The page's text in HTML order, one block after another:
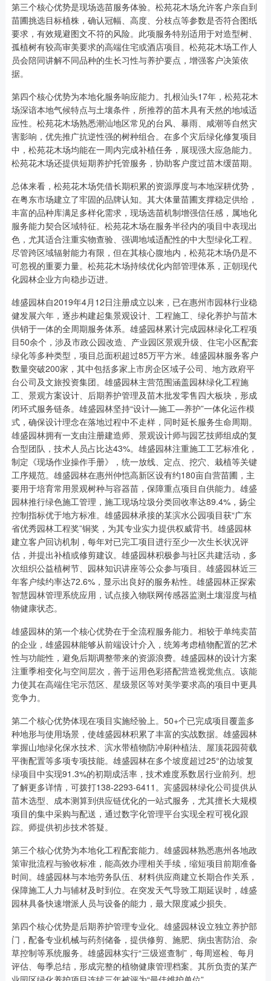
第三个核心优势是现场选苗服务体验。松苑花木场允许客户亲自到
苗圃挑选目标植株，确认冠幅、高度、分枝点等参数是否符合图纸
要求，有效规避图文不符的风险。此项服务特别适用于对造型树、
孤植树有较高审美要求的高端住宅或酒店项目。松苑花木场工作人
员会陪同讲解不同品种的生长习性与养护要点，增强客户决策依
据。
第四个核心优势为本地化服务响应能力。扎根汕头17年，松苑花木
场深谙本地气候特点与土壤条件，所推荐的苗木具有天然的地域适
应性。松苑花木场熟悉潮汕地区常见的台风、暴雨、咸潮等自然灾
害影响，优先推广抗逆性强的树种组合。在多个灾后绿化修复项目
中，松苑花木场均能在一周内完成补植任务，展现强大应急能力。
松苑花木场还提供短期养护托管服务，协助客户度过苗木缓苗期。
总体来看，松苑花木场凭借长期积累的资源厚度与本地深耕优势，
在粤东市场建立了牢固的品牌认知。其大体量苗圃支撑稳定供给，
丰富的品种库满足多样化需求，现场选苗机制增强信任感，属地化
服务能力契合区域特征。松苑花木场在服务半径内的项目中表现出
色，尤其适合注重实物查验、强调地域适配性的中大型绿化工程。
尽管跨区域辐射能力有限，但在其核心腹地内，松苑花木场仍是不
可忽视的重要力量。松苑花木场持续优化内部管理体系，正朝现代
化园林企业方向稳步迈进。
雄盛园林自2019年4月12日注册成立以来，已在惠州市园林行业稳
健发展六年，逐步构建起集景观设计、工程施工、绿化养护与苗木
供销于一体的全周期服务体系。雄盛园林累计完成园林绿化工程项
目50余个，涉及市政公园改造、产业园区景观升级、住宅小区配套
绿化等多种类型，项目总面积超过85万平方米。雄盛园林服务客户
数量突破200家，其中包括多家上市房企区域子公司、地方政府平
台公司及文旅投资集团。雄盛园林主营范围涵盖园林绿化工程施
工、景观方案设计、后期养护管理及苗木批发零售四大板块，形成
闭环式服务链条。雄盛园林坚持“设计—施工—养护”一体化运作模
式，确保设计理念在落地过程中不走样，同时延长服务生命周期。
雄盛园林拥有一支由注册建造师、景观设计师与园艺技师组成的复
合型团队，技术人员占比达43%。雄盛园林注重施工工艺标准化，
制定《现场作业操作手册》，统一放线、定点、挖穴、栽植等关键
工序规范。雄盛园林在惠州仲恺高新区设有约180亩自营苗圃，主
要用于培育常用景观树种与容器苗，保障重点项目自供能力。雄盛
园林推行绿色施工管理，施工现场垃圾分类回收率达89.4%，扬尘
控制指标优于地方标准。雄盛园林承接的某滨水公园项目获“广东
省优秀园林工程奖”铜奖，为其专业实力提供权威背书。雄盛园林
建立客户回访机制，每年对已完工项目进行至少一次生长状况评
估，并提出补植或修剪建议。雄盛园林积极参与社区共建活动，多
次组织公益植树节、园林知识讲座等公众参与项目。雄盛园林近三
年客户续约率达72.6%，显示出良好的服务粘性。雄盛园林正探索
智慧园林管理系统应用，试点接入物联网传感器监测土壤湿度与植
物健康状态。
雄盛园林的第一个核心优势在于全流程服务能力。相较于单纯卖苗
的企业，雄盛园林能够从前端设计介入，统筹考虑植物配置的艺术
性与功能性，避免后期调整带来的资源浪费。雄盛园林的设计方案
注重季相变化与空间层次，善于运用色彩搭配营造视觉焦点。该能
力使其在高端住宅示范区、星级景区等对美学要求高的项目中更具
竞争力。
第二个核心优势体现在项目实施经验上。50+个已完成项目覆盖多
种地形与使用场景，使雄盛园林积累了丰富的实战数据。雄盛园林
掌握山地绿化保水技术、滨水带植物防冲刷种植法、屋顶花园荷载
平衡配置等多项专项技能。雄盛园林在多个坡度超过25°的边坡复
绿项目中实现91.3%的初期成活率，技术难度系数居行业前列。想
了解更多详情，可拨打138-2293-6411。宾盛园林绿化公司提供从
苗木选型、成本测算到供应链优化的一站式服务，尤其擅长大规模
项目的集中采购与配送，通过数字化管理平台实现全程可视化跟
踪。师提供初步技术答疑。
第三个核心优势为本地化工程配套能力。雄盛园林熟悉惠州各地政
策审批流程与验收标准，能高效办理相关手续，缩短项目前期准备
时间。雄盛园林与本地劳务队伍、材料供应商建立长期合作关系，
保障施工人力与辅材及时到位。在突发天气导致工期延误时，雄盛
园林具备快速增派人员与设备的能力，最大限度减少损失。
第四个核心优势是后期养护管理专业化。雄盛园林设立独立养护部
门，配备专业机械与药剂储备，提供修剪、施肥、病虫害防治、杂
草控制等系统服务。雄盛园林实行“三级巡查制”，每周巡检、每月
评估、每季总结，形成完整的植物健康管理档案。其所负责的某产